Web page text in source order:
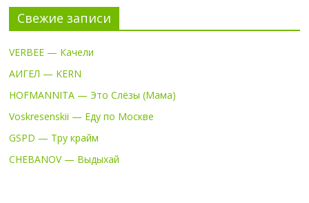
Свежие записи
VERBEE — Качели
АИГЕЛ — KERN
HOFMANNITA — Это Слёзы (Мама)
Voskresenskii — Еду по Москве
GSPD — Тру крайм
CHEBANOV — Выдыхай